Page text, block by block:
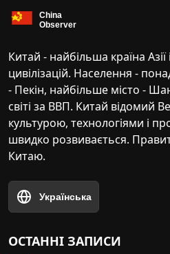
Китай - найбільша країна
цивілізацій. Населення -
- Пекін, найбільше місто -
світі за ВВП. Китай відомий
культурою, технологіями і
швидко розвивається.
Китаю.
Українська
ОСТАННІ ЗАПИСИ